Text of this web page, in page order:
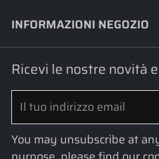
INFORMAZIONI NEGOZIO
Ricevi le nostre novità
You may unsubscribe at